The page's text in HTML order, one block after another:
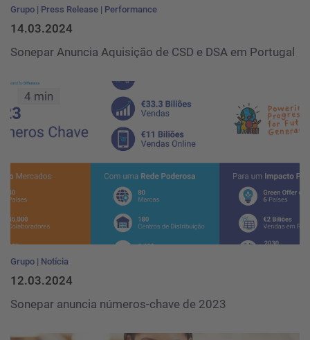
Grupo Press Release Performance
14.03.2024
Sonepar Anuncia Aquisição de CSD e DSA em Portugal
4 min
Grupo Notícia
12.03.2024
Sonepar anuncia números-chave de 2023